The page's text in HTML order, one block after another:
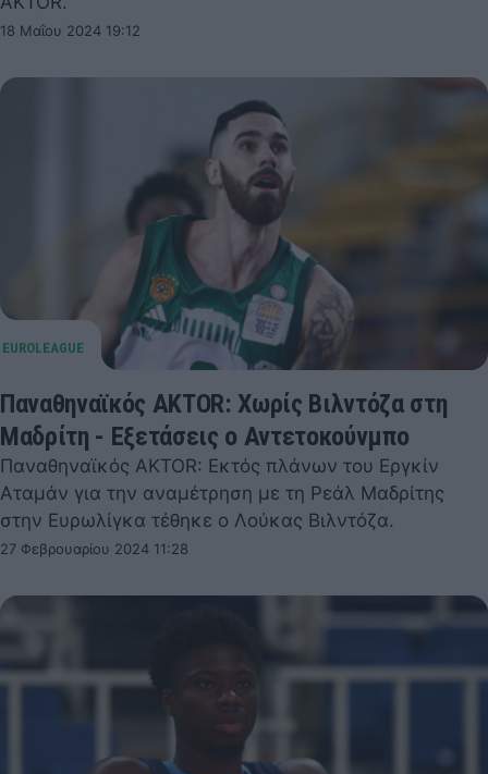
18 Μαΐου 2024 19:12
Παναθηναϊκός AKTOR: Χωρίς Βιλντόζα στη
Μαδρίτη - Εξετάσεις ο Αντετοκούνμπο
Παναθηναϊκός AKTOR: Εκτός πλάνων του Εργκίν
Αταμάν για την αναμέτρηση με τη Ρεάλ Μαδρίτης
στην Ευρωλίγκα τέθηκε ο Λούκας Βιλντόζα.
27 Φεβρουαρίου 2024 11:28